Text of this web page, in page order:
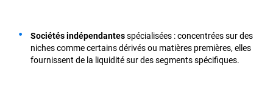
Sociétés indépendantesspécialisées : concentrées sur des
niches comme certains dérivés ou matières premières, elles
fournissent de la liquidité sur des segments spécifiques.